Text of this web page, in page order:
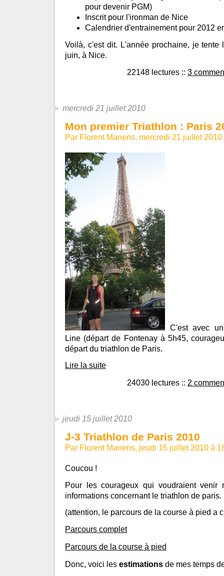
pour devenir PGM)
Inscrit pour l'ironman de Nice
Calendrier d'entrainement pour 2012
Voilà, c'est dit. L'année prochaine, je tente
juin, à Nice.
22148 lectures :: 3
mercredi 21 juillet 2010
Mon premier Triathlon : Paris
Par Florent Manens, mercredi 21 juillet
C'est avec
Line (départ de Fontenay à 5h45,
départ du triathlon de Paris.
Lire la suite
24030 lectures :: 2
jeudi 15 juillet 2010
J-3 Triathlon de Paris 2010
Par Florent Manens, jeudi 15 juillet 2010 à
Coucou !
Pour les courageux qui voudraient venir
informations concernant le triathlon de paris.
(attention, le parcours de la course à pied a
Parcours complet
Parcours de la course à pied
Donc, voici les estimations de mes temps